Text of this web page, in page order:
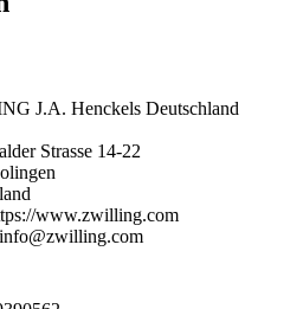
J.A. Henckels Deutschland
Strasse 14-22
www.zwilling.com